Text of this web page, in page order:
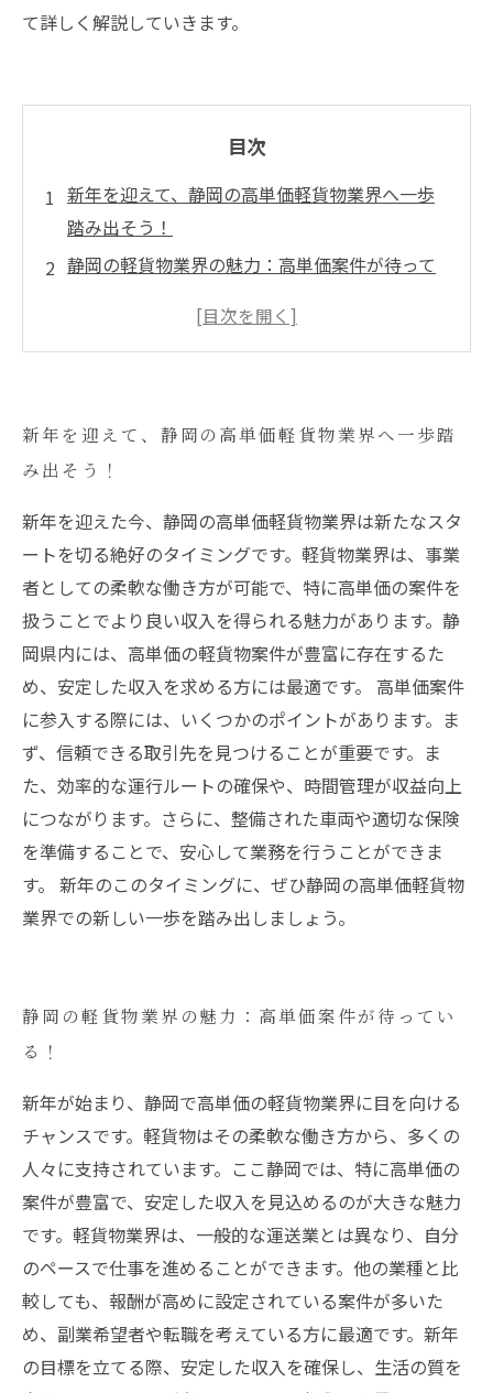
て詳しく解説していきます。
目次
新年を迎えて、静岡の高単価軽貨物業界へ一歩
踏み出そう！
静岡の軽貨物業界の魅力：高単価案件が待って
安定収入を目指すあなたへ：新年の目標に最適
方とは
新年のスタートダッシュ！静岡の高単価軽貨物
を始めるためのポイント
成功を収めるために：静岡で高単価軽貨物を利
用する方法
新しい未来を開く！静岡の高単価軽貨物業界に
挑戦しよう
新年を迎えて、静岡の高単価軽貨物業界へ一歩踏
み出そう！
新年を迎えた今、静岡の高単価軽貨物業界は新たなスタ
ートを切る絶好のタイミングです。軽貨物業界は、事業
者としての柔軟な働き方が可能で、特に高単価の案件を
扱うことでより良い収入を得られる魅力があります。静
岡県内には、高単価の軽貨物案件が豊富に存在するた
め、安定した収入を求める方には最適です。 高単価案件
に参入する際には、いくつかのポイントがあります。ま
ず、信頼できる取引先を見つけることが重要です。ま
た、効率的な運行ルートの確保や、時間管理が収益向上
につながります。さらに、整備された車両や適切な保険
を準備することで、安心して業務を行うことができま
す。 新年のこのタイミングに、ぜひ静岡の高単価軽貨物
業界での新しい一歩を踏み出しましょう。
静岡の軽貨物業界の魅力：高単価案件が待ってい
る！
新年が始まり、静岡で高単価の軽貨物業界に目を向ける
チャンスです。軽貨物はその柔軟な働き方から、多くの
人々に支持されています。ここ静岡では、特に高単価の
案件が豊富で、安定した収入を見込めるのが大きな魅力
です。軽貨物業界は、一般的な運送業とは異なり、自分
のペースで仕事を進めることができます。他の業種と比
較しても、報酬が高めに設定されている案件が多いた
め、副業希望者や転職を考えている方に最適です。新年
の目標を立てる際、安定した収入を確保し、生活の質を